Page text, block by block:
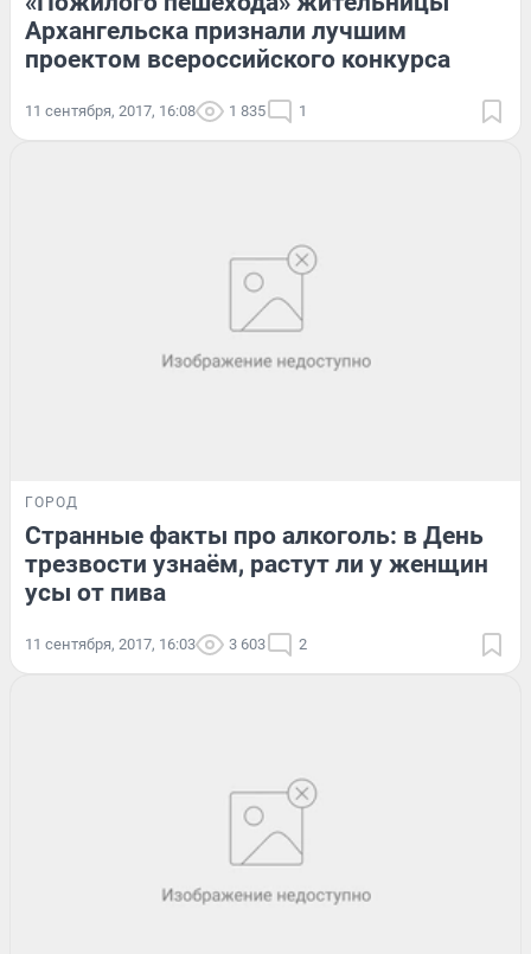
Архангельска признали лучшим
проектом всероссийского конкурса
11 сентября, 2017, 16:08 1 835 1
ГОРОД
Странные факты про алкоголь: в День
трезвости узнаём, растут ли у женщин
усы от пива
11 сентября, 2017, 16:03 3 603 2